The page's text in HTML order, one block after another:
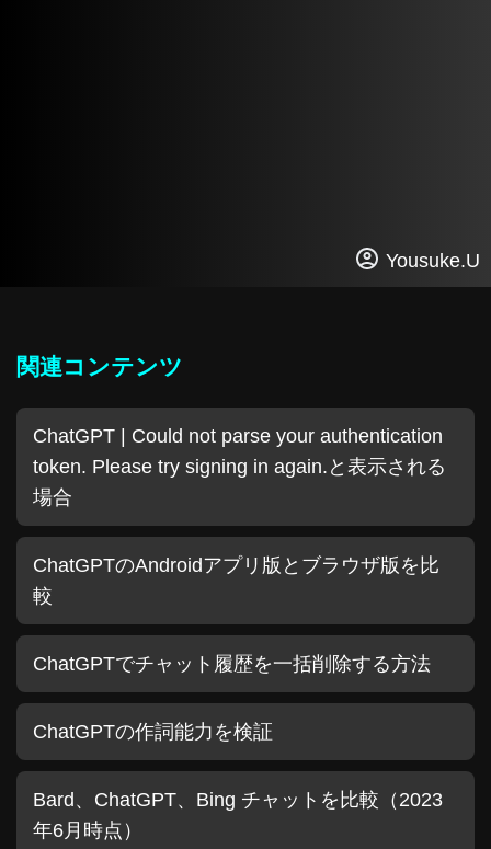
Yousuke.U
関連コンテンツ
ChatGPT | Could not parse your authentication
token. Please try signing in again.と表示される
場合
ChatGPTのAndroidアプリ版とブラウザ版を比
較
ChatGPTでチャット履歴を一括削除する方法
ChatGPTの作詞能力を検証
Bard、ChatGPT、Bing チャットを比較（2023
年6月時点）